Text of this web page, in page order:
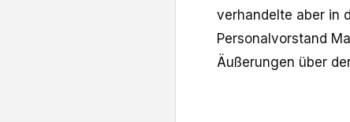
verhandelte aber in
Personalvorstand
Äußerungen über